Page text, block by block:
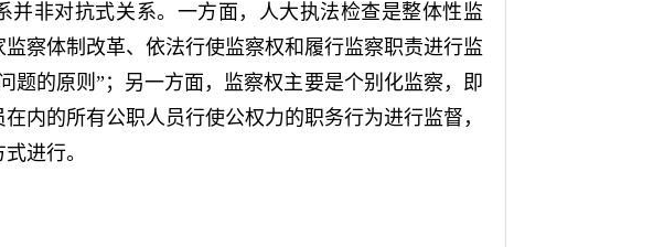
并非对抗式关系。一方面，人大执法检查是整体性监
察体制改革、依法行使监察权和履行监察职责进行监
题的原则”；另一方面，监察权主要是个别化监察，即
内的所有公职人员行使公权力的职务行为进行监督，
进行。